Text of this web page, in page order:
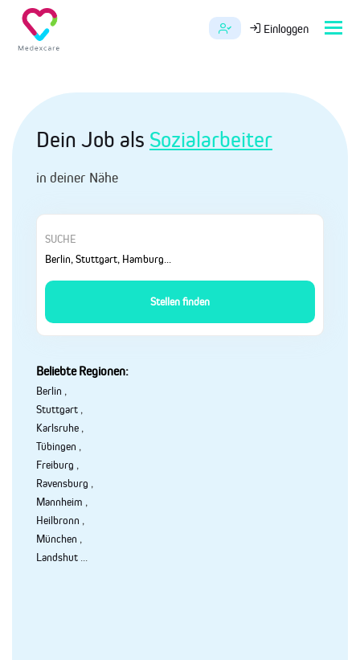
Einloggen
Dein Job als Sozialarbeiter
in deiner Nähe
SUCHE
Stellen finden
Beliebte Regionen:
Berlin ,
Stuttgart ,
Karlsruhe ,
Tübingen ,
Freiburg ,
Ravensburg ,
Mannheim ,
Heilbronn ,
München ,
Landshut